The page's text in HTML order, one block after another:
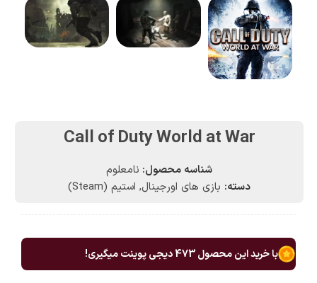
Call of Duty World at War
شناسه محصول: نامعلوم
دسته: بازی های اورجینال, استیم (Steam)
با خرید این محصول473دیجی پوینت میگیری!